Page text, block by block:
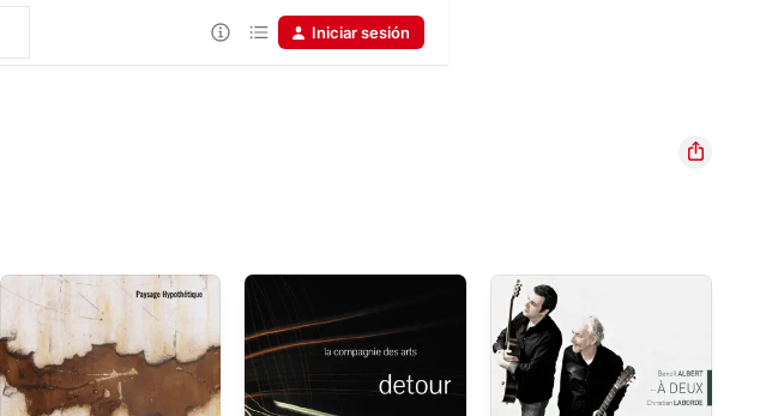
Iniciar sesión